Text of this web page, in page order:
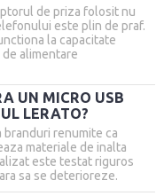
de priza folosit nu
este plin de praf.
la capacitate
de alimentare
UN MICRO USB
LERATO?
renumite ca
materiale de inalta
este testat riguros
sa se deterioreze.